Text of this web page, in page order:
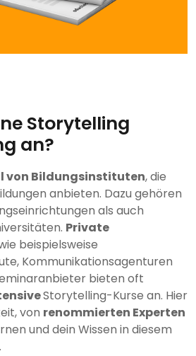
Storytelling
an?
von Bildungsinstituten, die
anbieten. Dazu gehören
als auch
Private
beispielsweise
Kommunikationsagenturen
bieten oft
Storytelling-Kurse an. Hier
von renommierten Experten
und dein Wissen in diesem